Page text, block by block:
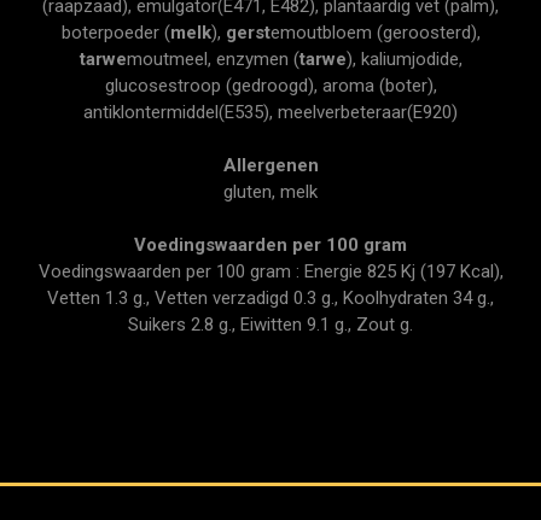
(raapzaad), emulgator(E471, E482), plantaardig vet (palm),
boterpoeder (melk), gerstemoutbloem (geroosterd),
tarwemoutmeel, enzymen (tarwe), kaliumjodide,
glucosestroop (gedroogd), aroma (boter),
antiklontermiddel(E535), meelverbeteraar(E920)
Allergenen
gluten, melk
Voedingswaarden per 100 gram
Voedingswaarden per 100 gram : Energie 825 Kj (197 Kcal),
Vetten 1.3 g., Vetten verzadigd 0.3 g., Koolhydraten 34 g.,
Suikers 2.8 g., Eiwitten 9.1 g., Zout g.